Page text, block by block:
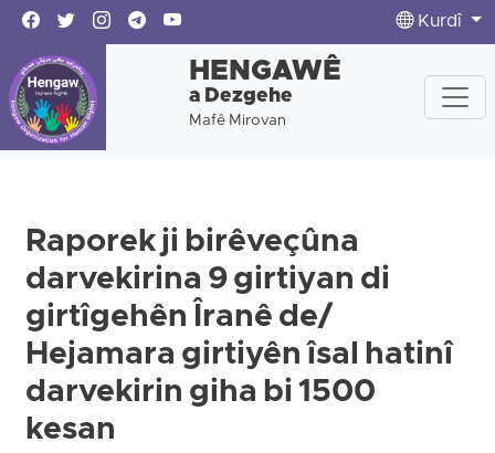
Kurdî
HENGAWÊ
a Dezgehe
Mafê Mirovan
Raporek ji birêveçûna
darvekirina 9 girtiyan di
girtîgehên Îranê de/
Hejamara girtiyên îsal hatinî
darvekirin giha bi 1500
kesan